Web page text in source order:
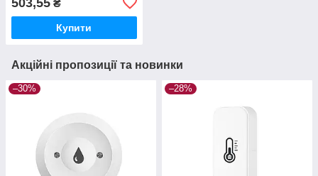
₴
Купити
Акційні пропозиції та новинки
–30% –28%